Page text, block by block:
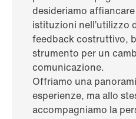
desideriamo
istituzioni nell’utilizzo
feedback costruttivo,
strumento per un
comunicazione.
Offriamo una
esperienze, ma allo
accompagniamo la